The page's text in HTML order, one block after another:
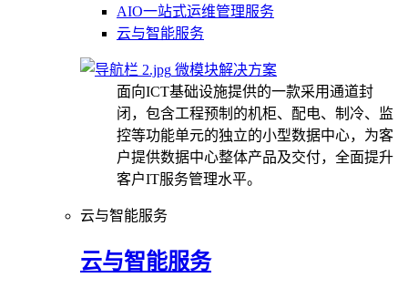
AIO一站式运维管理服务
云与智能服务
微模块解决方案
面向ICT基础设施提供的一款采用通道封
闭，包含工程预制的机柜、配电、制冷、监
控等功能单元的独立的小型数据中心，为客
户提供数据中心整体产品及交付，全面提升
客户IT服务管理水平。
云与智能服务
云与智能服务